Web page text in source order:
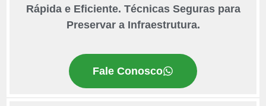
Rápida e Eficiente. Técnicas Seguras para
Preservar a Infraestrutura.
Fale Conosco